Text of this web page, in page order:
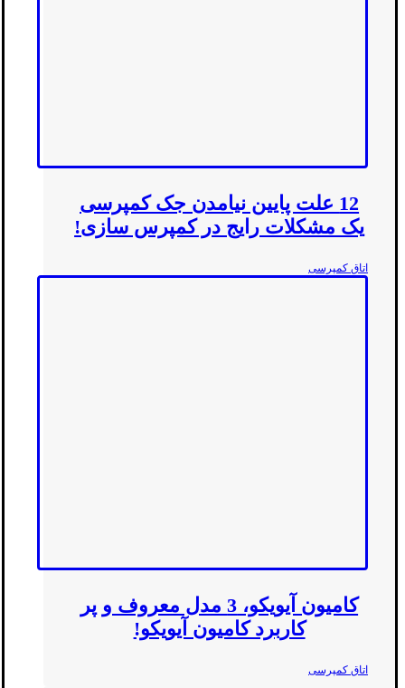
12 علت پایین نیامدن جک کمپرسی
یک مشکلات رایج در کمپرس سازی!
اتاق کمپرسی
کامیون آیویکو، 3 مدل معروف و پر
کاربرد کامیون آیویکو!
اتاق کمپرسی